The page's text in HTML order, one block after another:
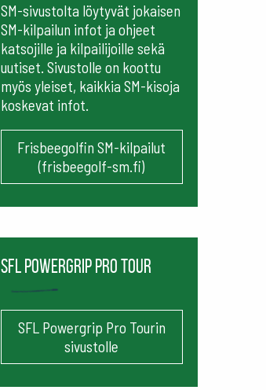
SM-sivustolta löytyvät jokaisen
SM-kilpailun infot ja ohjeet
katsojille ja kilpailijoille sekä
uutiset. Sivustolle on koottu
myös yleiset, kaikkia SM-kisoja
koskevat infot.
Frisbeegolfin SM-kilpailut
(frisbeegolf-sm.fi)
SFL Powergrip Pro Tour
SFL Powergrip Pro Tourin
sivustolle